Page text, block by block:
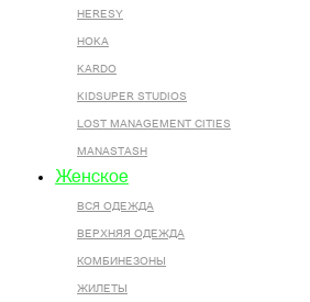
HERESY
HOKA
KARDO
KIDSUPER STUDIOS
LOST MANAGEMENT CITIES
MANASTASH
Женское
ВСЯ ОДЕЖДА
ВЕРХНЯЯ ОДЕЖДА
КОМБИНЕЗОНЫ
ЖИЛЕТЫ